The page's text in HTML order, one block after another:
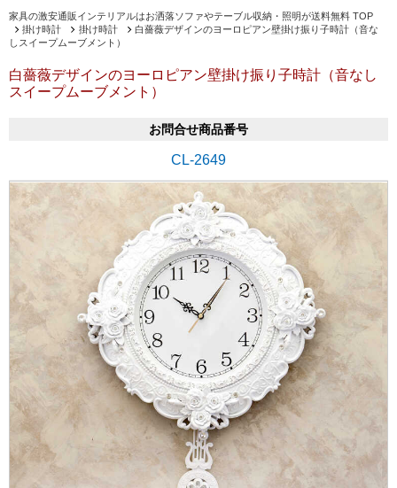
家具の激安通販インテリアルはお洒落ソファやテーブル収納・照明が送料無料 TOP
掛け時計
掛け時計
白薔薇デザインのヨーロピアン壁掛け振り子時計（音な
しスイープムーブメント）
白薔薇デザインのヨーロピアン壁掛け振り子時計（音なし
スイープムーブメント）
お問合せ商品番号
CL-2649